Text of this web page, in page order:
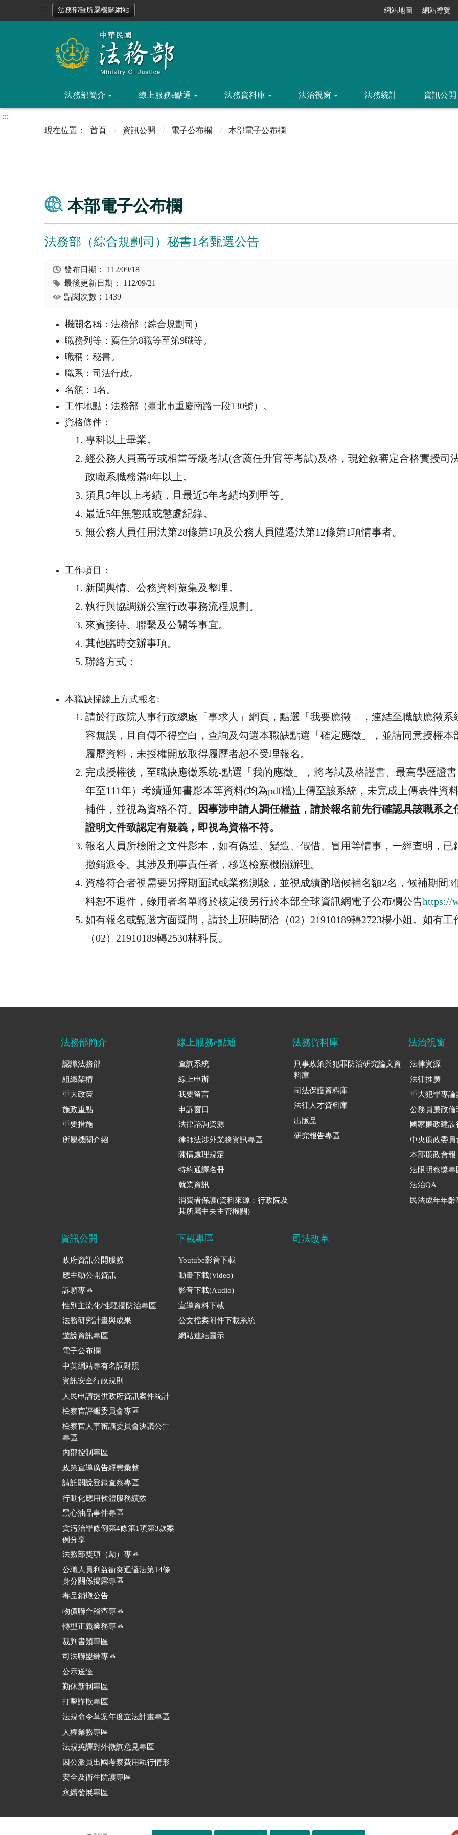
法務部暨所屬機關網站 網站地圖 網站導覽
法務部簡介 線上服務e點通 法務資料庫 法治視窗 法務統計 資訊公開
:::
首頁
資訊公開 電子公布欄 本部電子公布欄
本部電子公布欄
法務部（綜合規劃司）秘書1名甄選公告
發布日期： 112/09/18
最後更新日期： 112/09/21
點閱次數：1439
機關名稱：法務部（綜合規劃司）
職務列等：薦任第8職等至第9職等。
職稱：秘書。
職系：司法行政。
名額： 1名。
工作地點：法務部（臺北市重慶南路一段130號）。
資格條件：
專科以上畢業。
經公務人員高等或相當等級考試(含薦任升官等考試)及格，現銓敘審定合格實授司
政職系職務滿8年以上。
須具5年以上考績，且最近5年考績均列甲等。
最近5年無懲戒或懲處紀錄。
無公務人員任用法第28條第1項及公務人員陞遷法第12條第1項情事者。
工作項目：
新聞輿情、公務資料蒐集及整理。
執行與協調辦公室行政事務流程規劃。
來賓接待、聯繫及公關等事宜。
其他臨時交辦事項。
聯絡方式：
本職缺採線上方式報名 :
請於行政院人事行政總處「事求人」網頁，點選「我要應徵」，連結至職缺應徵
容無誤，且自傳不得空白，查詢及勾選本職缺點選「確定應徵」，並請同意授權
履歷資料，未授權開放取得履歷者恕不受理報名。
完成授權後，至職缺應徵系統-點選「我的應徵」，將考試及格證書、最高學歷證
年至111年）考績通知書影本等資料(均為pdf檔)上傳至該系統，未完成上傳表件資
補件，並視為資格不符。
因事涉申請人調任權益，請於報名前先行確認具該職系
證明文件致認定有疑義，即視為資格不符。
報名人員所檢附之文件影本，如有偽造、變造、假借、冒用等情事，一經查明，
撤銷派令。其涉及刑事責任者，移送檢察機關辦理。
資格符合者視需要另擇期面試或業務測驗，並視成績酌增候補名額2名，候補期間3
料恕不退件，錄用者名單將於核定後另行於本部全球資訊網電子公布欄公告https://
如有報名或甄選方面疑問，請於上班時間洽（02） 21910189轉2723楊小姐。如有工
（02） 21910189轉2530林科長。
法務部簡介
認識法務部
組織架構
重大政策
施政重點
重要措施
所屬機關介紹
線上服務e點通
查詢系統
線上申辦
我要留言
申訴窗口
法律諮詢資源
律師法涉外業務資訊專區
陳情處理規定
特約通譯名冊
就業資訊
消費者保護(資料來源：行政院及
其所屬中央主管機關)
法務資料庫
刑事政策與犯罪防治研究論文資
料庫
司法保護資料庫
法律人才資料庫
出版品
研究報告專區
法治視窗
法律資源
法律推廣
重大犯罪專論
公務員廉政倫
國家廉政建
中央廉政委員
本部廉政會報
法眼明察獎專
法治QA
民法成年年齡
資訊公開
政府資訊公開服務
應主動公開資訊
訴願專區
性別主流化/性騷擾防治專區
法務研究計畫與成果
遊說資訊專區
電子公布欄
中英網站專有名詞對照
資訊安全行政規則
人民申請提供政府資訊案件統計
檢察官評鑑委員會專區
檢察官人事審議委員會決議公告
專區
內部控制專區
政策宣導廣告經費彙整
請託關說登錄查察專區
行動化應用軟體服務績效
黑心油品事件專區
貪污治罪條例第4條第1項第3款案
例分享
法務部獎項（勵）專區
公職人員利益衝突迴避法第14條
身分關係揭露專區
毒品銷燬公告
物價聯合稽查專區
轉型正義業務專區
裁判書類專區
司法聯盟鏈專區
公示送達
勤休新制專區
打擊詐欺專區
法規命令草案年度立法計畫專區
人權業務專區
法規英譯對外徵詢意見專區
因公派員出國考察費用執行情形
安全及衛生防護專區
永續發展專區
下載專區
Youtube影音下載
動畫下載(Video)
影音下載(Audio)
宣導資料下載
公文檔案附件下載系統
網站連結圖示
司法改革